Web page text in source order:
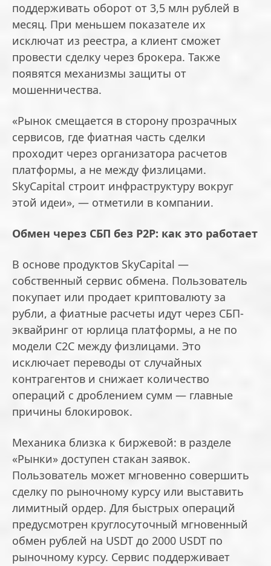
поддерживать оборот от 3,5 млн рублей в
месяц. При меньшем показателе их
исключат из реестра, а клиент сможет
провести сделку через брокера. Также
появятся механизмы защиты от
мошенничества.
«Рынок смещается в сторону прозрачных
сервисов, где фиатная часть сделки
проходит через организатора расчетов
платформы, а не между физлицами.
SkyCapital строит инфраструктуру вокруг
этой идеи», — отметили в компании.
Обмен через СБП без P2P: как это работает
В основе продуктов SkyCapital —
собственный сервис обмена. Пользователь
покупает или продает криптовалюту за
рубли, а фиатные расчеты идут через СБП-
эквайринг от юрлица платформы, а не по
модели C2C между физлицами. Это
исключает переводы от случайных
контрагентов и снижает количество
операций с дроблением сумм — главные
причины блокировок.
Механика близка к биржевой: в разделе
«Рынки» доступен стакан заявок.
Пользователь может мгновенно совершить
сделку по рыночному курсу или выставить
лимитный ордер. Для быстрых операций
предусмотрен круглосуточный мгновенный
обмен рублей на USDT до 2000 USDT по
рыночному курсу. Сервис поддерживает